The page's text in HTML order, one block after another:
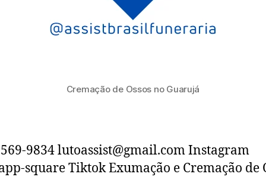
Cremação de Ossos no Guarujá
9834 lutoassist@gmail.com Instagram
square Tiktok Exumação e Cremação de